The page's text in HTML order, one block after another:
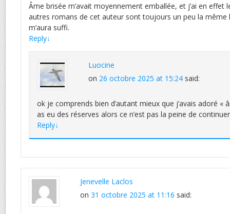
Âme brisée m’avait moyennement emballée, et j’ai en effet
autres romans de cet auteur sont toujours un peu la même
m’aura suffi.
Reply↓
Luocine
on 26 octobre 2025 at 15:24 said:
ok je comprends bien d’autant mieux que j’avais adoré «
as eu des réserves alors ce n’est pas la peine de
Reply↓
Jenevelle Laclos
on 31 octobre 2025 at 11:16 said: